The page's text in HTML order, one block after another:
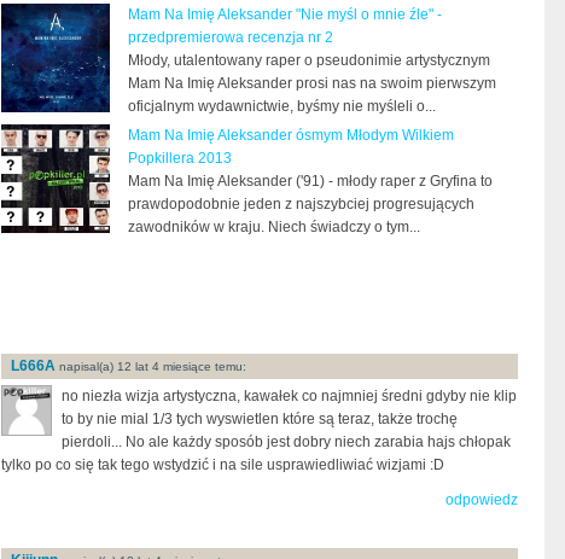
Mam Na Imię Aleksander "Nie myśl o mnie źle" -
przedpremierowa recenzja nr 2
Młody, utalentowany raper o pseudonimie artystycznym
Mam Na Imię Aleksander prosi nas na swoim pierwszym
oficjalnym wydawnictwie, byśmy nie myśleli o...
Mam Na Imię Aleksander ósmym Młodym Wilkiem
Popkillera 2013
Mam Na Imię Aleksander ('91) - młody raper z Gryfina to
prawdopodobnie jeden z najszybciej progresujących
zawodników w kraju. Niech świadczy o tym...
L666A napisal(a) 12 lat 4 miesiące temu:
no niezła wizja artystyczna, kawałek co najmniej średni gdyby nie klip
to by nie mial 1/3 tych wyswietlen które są teraz, także trochę
pierdoli... No ale każdy sposób jest dobry niech zarabia hajs chłopak
tylko po co się tak tego wstydzić i na sile usprawiedliwiać wizjami :D
odpowiedz